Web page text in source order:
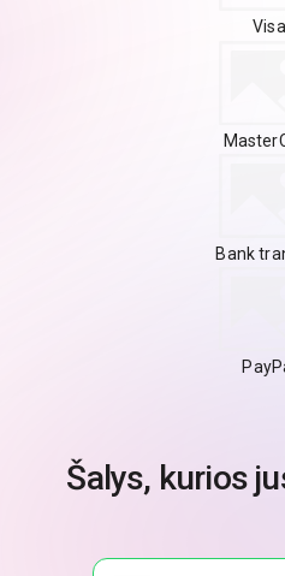
Visa
Bank
Šalys, kurios